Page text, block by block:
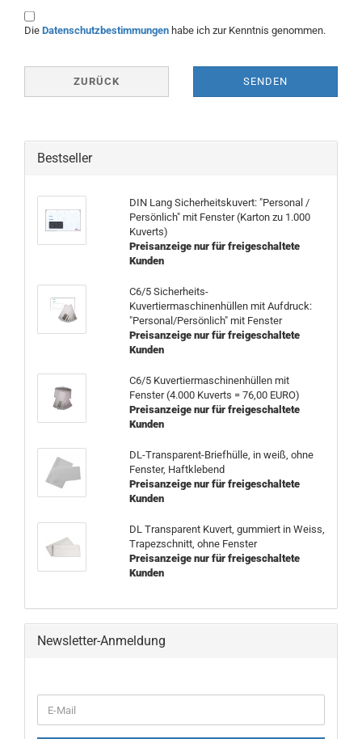
DATENSCHUTZBESTIMMUNGEN
Die Datenschutzbestimmungen habe ich zur Kenntnis genommen.
ZURÜCK SENDEN
Bestseller
DIN Lang Sicherheitskuvert: "Personal /
Persönlich" mit Fenster (Karton zu 1.000
Kuverts)
Preisanzeige nur für freigeschaltete
Kunden
C6/5 Sicherheits-
Kuvertiermaschinenhüllen mit Aufdruck:
"Personal/Persönlich" mit Fenster
Preisanzeige nur für freigeschaltete
Kunden
C6/5 Kuvertiermaschinenhüllen mit
Fenster (4.000 Kuverts = 76,00 EURO)
Preisanzeige nur für freigeschaltete
Kunden
DL-Transparent-Briefhülle, in weiß, ohne
Fenster, Haftklebend
Preisanzeige nur für freigeschaltete
Kunden
DL Transparent Kuvert, gummiert in Weiss,
Trapezschnitt, ohne Fenster
Preisanzeige nur für freigeschaltete
Kunden
Newsletter-Anmeldung
ZUR
E-
Mail